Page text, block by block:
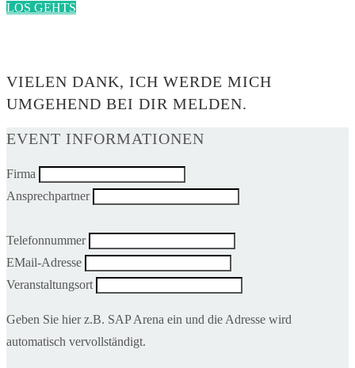
LOS GEHTS
VIELEN DANK, ICH WERDE MICH
UMGEHEND BEI DIR MELDEN.
EVENT INFORMATIONEN
Firma
Ansprechpartner
Telefonnummer
EMail-Adresse
Veranstaltungsort
Geben Sie hier z.B. SAP Arena ein und die Adresse wird
automatisch vervollständigt.